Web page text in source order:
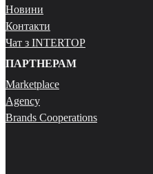
Новини
Контакти
Чат з INTERTOP
ПАРТНЕРАМ
Marketplace
Agency
Brands Cooperations